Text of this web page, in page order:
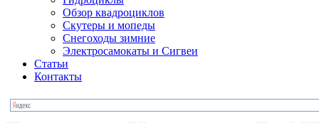
Обзор квадроциклов
Скутеры и мопеды
Снегоходы зимние
Электросамокаты и Сигвеи
Статьи
Контакты